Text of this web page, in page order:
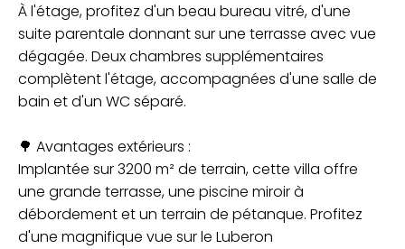
À l'étage, profitez d'un beau bureau vitré, d'une
suite parentale donnant sur une terrasse avec vue
dégagée. Deux chambres supplémentaires
complètent l'étage, accompagnées d'une salle de
bain et d'un WC séparé.
🌳 Avantages extérieurs :
Implantée sur 3200 m² de terrain, cette villa offre
une grande terrasse, une piscine miroir à
débordement et un terrain de pétanque. Profitez
d'une magnifique vue sur le Luberon